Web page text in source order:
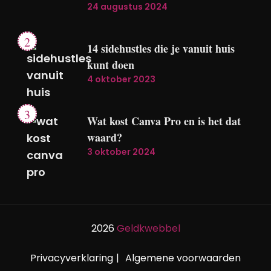
24 augustus 2024
14 sidehustles die je vanuit huis
kunt doen
4 oktober 2023
Wat kost Canva Pro en is het dat
waard?
3 oktober 2024
2026Geldkwebbel
Privacyverklaring Algemene voorwaarden